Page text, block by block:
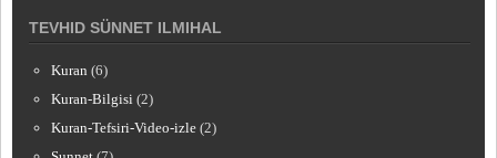
TEVHID SÜNNET ILMIHAL
Kuran (6)
Kuran-Bilgisi (2)
Kuran-Tefsiri-Video-izle (2)